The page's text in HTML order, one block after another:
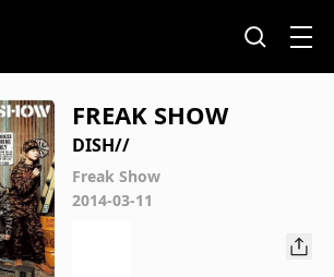
FREAK SHOW
DISH//
Freak Show
2014-03-11